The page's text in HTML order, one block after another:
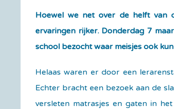
Hoewel we net over de helft van
ervaringen rijker. Donderdag 7
school bezocht waar meisjes ook
Helaas waren er door een
Echter bracht een bezoek aan de
versleten matrasjes en gaten in